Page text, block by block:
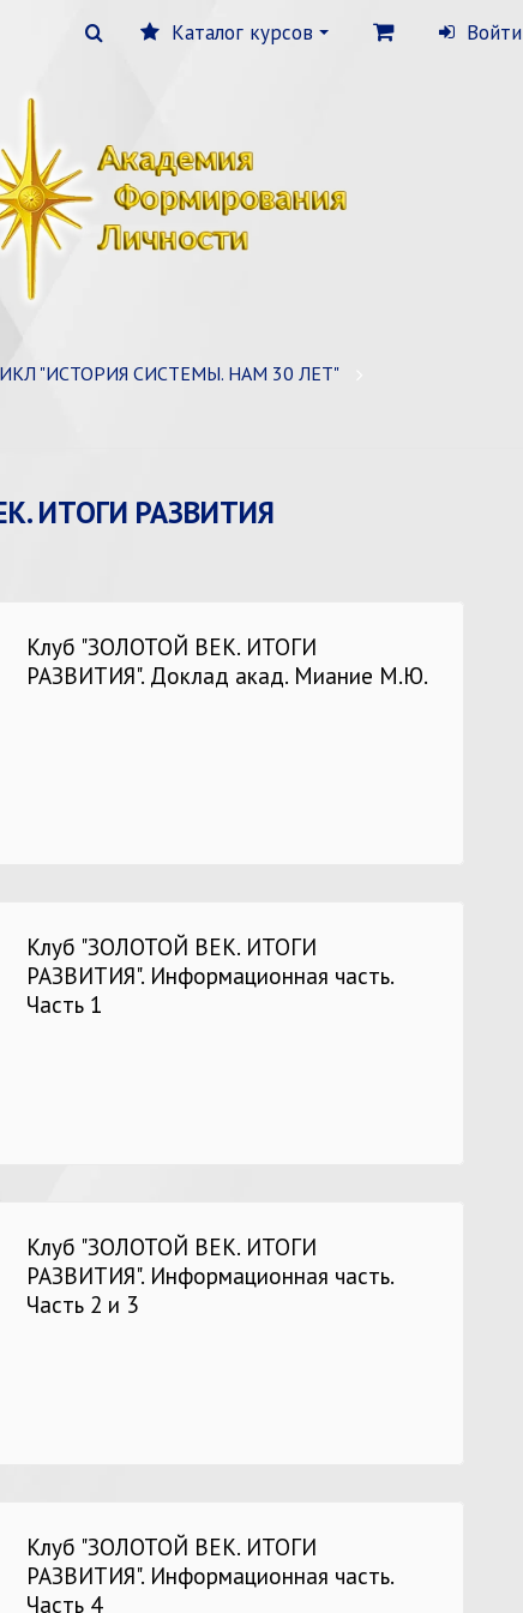
Каталог курсов Войти
"ИСТОРИЯ СИСТЕМЫ. НАМ 30 ЛЕТ"
ИТОГИ РАЗВИТИЯ
Клуб "ЗОЛОТОЙ ВЕК. ИТОГИ
РАЗВИТИЯ". Доклад акад. Миание М.Ю.
Клуб "ЗОЛОТОЙ ВЕК. ИТОГИ
РАЗВИТИЯ". Информационная часть.
Часть 1
Клуб "ЗОЛОТОЙ ВЕК. ИТОГИ
РАЗВИТИЯ". Информационная часть.
Часть 2 и 3
Клуб "ЗОЛОТОЙ ВЕК. ИТОГИ
РАЗВИТИЯ". Информационная часть.
Часть 4